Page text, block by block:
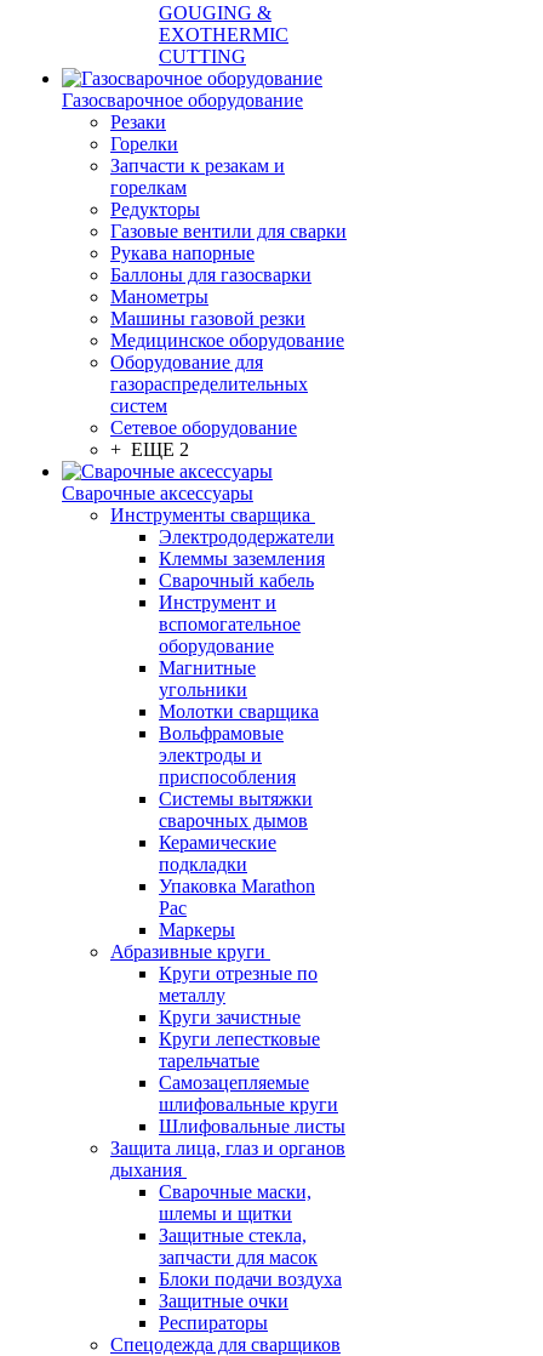
GOUGING &
EXOTHERMIC
CUTTING
Газосварочное оборудование
Резаки
Горелки
Запчасти к резакам и
горелкам
Редукторы
Газовые вентили для сварки
Рукава напорные
Баллоны для газосварки
Манометры
Машины газовой резки
Медицинское оборудование
Оборудование для
газораспределительных
систем
Сетевое оборудование
+ ЕЩЕ 2
Сварочные аксессуары
Инструменты сварщика
Электрододержатели
Клеммы заземления
Сварочный кабель
Инструмент и
вспомогательное
оборудование
Магнитные
угольники
Молотки сварщика
Вольфрамовые
электроды и
приспособления
Системы вытяжки
сварочных дымов
Керамические
подкладки
Упаковка Marathon
Pac
Маркеры
Абразивные круги
Круги отрезные по
металлу
Круги зачистные
Круги лепестковые
тарельчатые
Самозацепляемые
шлифовальные круги
Шлифовальные листы
Защита лица, глаз и органов
дыхания
Сварочные маски,
шлемы и щитки
Защитные стекла,
запчасти для масок
Блоки подачи воздуха
Защитные очки
Респираторы
Спецодежда для сварщиков